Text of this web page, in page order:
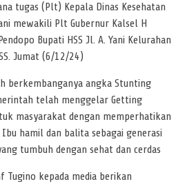
tugas (Plt) Kepala Dinas Kesehatan
mewakili Plt Gubernur Kalsel H
Bupati HSS Jl. A. Yani Kelurahan
Jumat (6/12/24)
berkembanganya angka Stunting
telah menggelar Getting
masyarakat dengan memperhatikan
hamil dan balita sebagai generasi
tumbuh dengan sehat dan cerdas
kepada media berikan